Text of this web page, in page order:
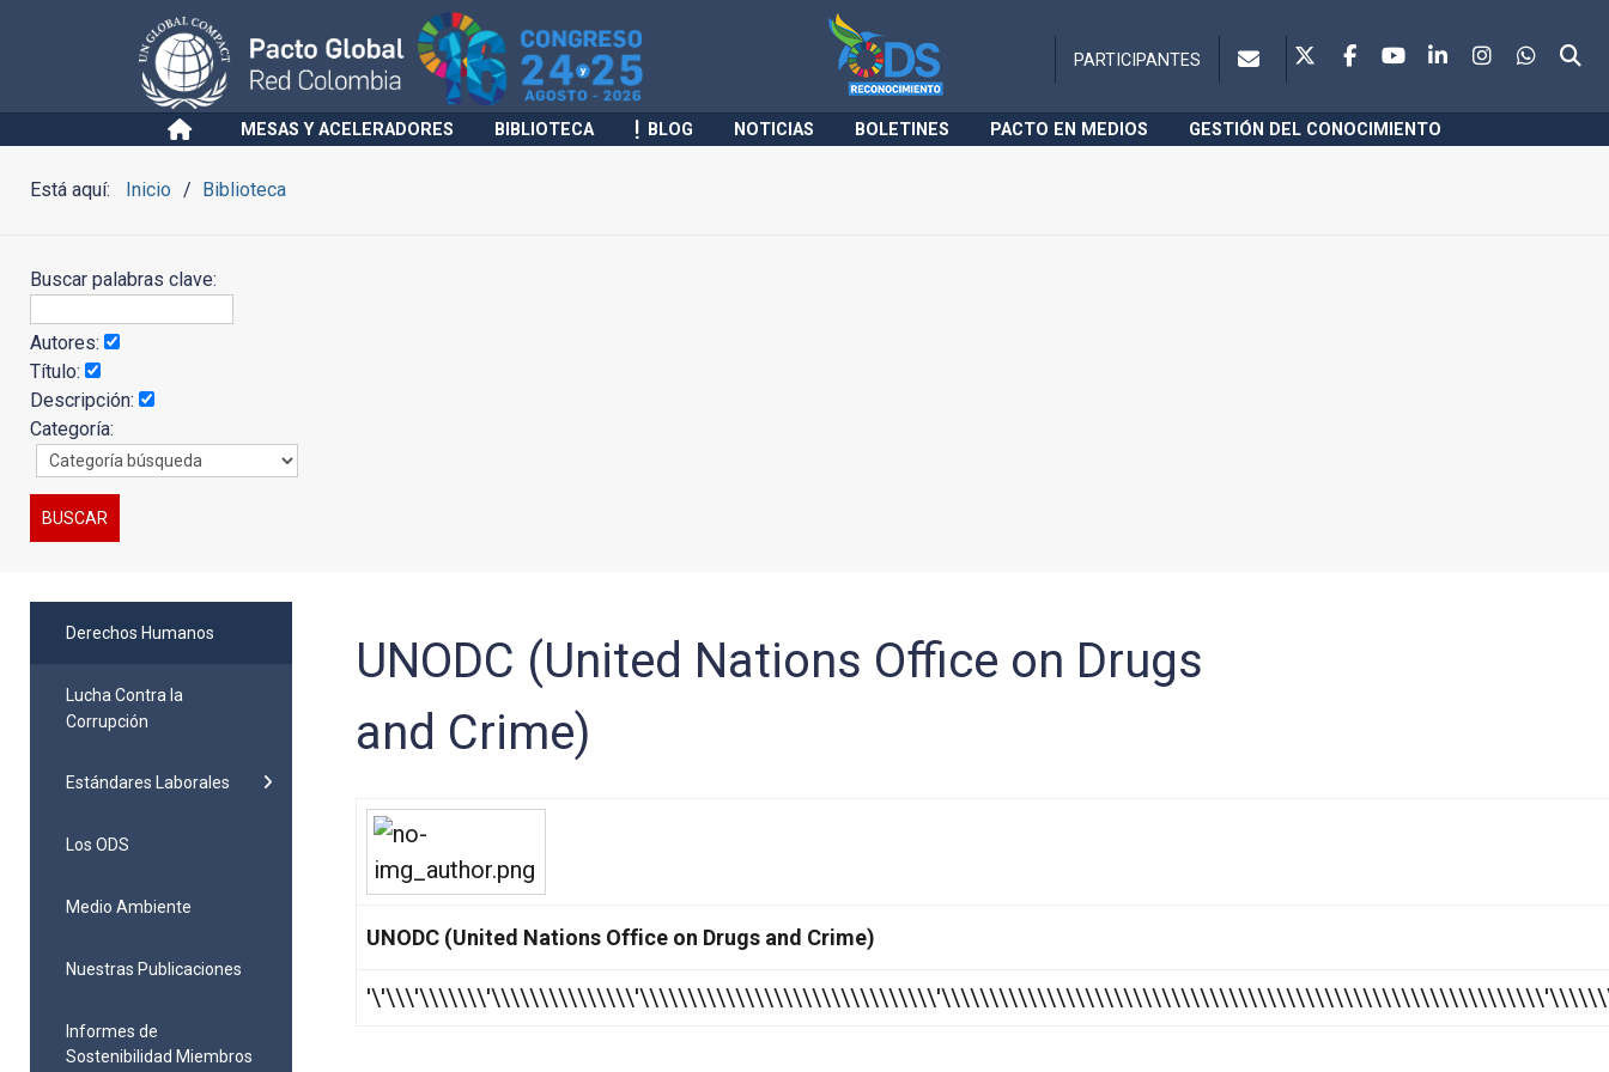
PARTICIPANTES
MESAS Y ACELERADORES BIBLIOTECA BLOG NOTICIAS BOLETINES PACTO EN MEDIOS GESTIÓN DEL CONOCIMIENTO
Está aquí: Inicio Biblioteca
Buscar palabras clave:
Autores:
Título:
Descripción:
Categoría:
Derechos Humanos
Lucha Contra la
Corrupción
Estándares Laborales
Los ODS
Medio Ambiente
Nuestras Publicaciones
Informes de
Sostenibilidad Miembros
UNODC (United Nations Office on Drugs
and Crime)
UNODC (United Nations Office on Drugs and Crime)
Oficinas dePacto Global Colombia:
Ubícanos en Bogotá